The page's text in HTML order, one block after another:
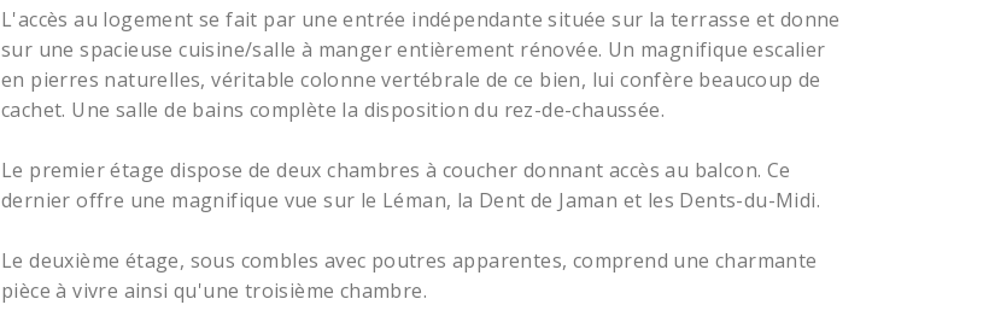
L'accès au logement se fait par une entrée indépendante située sur la terrasse et donne
sur une spacieuse cuisine/salle à manger entièrement rénovée. Un magnifique escalier
en pierres naturelles, véritable colonne vertébrale de ce bien, lui confère beaucoup de
cachet. Une salle de bains complète la disposition du rez-de-chaussée.
Le premier étage dispose de deux chambres à coucher donnant accès au balcon. Ce
dernier offre une magnifique vue sur le Léman, la Dent de Jaman et les Dents-du-Midi.
Le deuxième étage, sous combles avec poutres apparentes, comprend une charmante
pièce à vivre ainsi qu'une troisième chambre.